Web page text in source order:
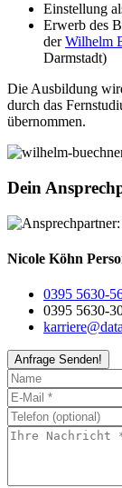
Einstellung
Erwerb des
derWilhelm
Darmstadt)
Die Ausbildung
durch das
übernommen.
Dein
Nicole Köhn
0395 5630-
0395 5630-
Anfrage Senden!